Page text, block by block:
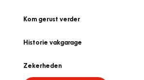
Kom gerust verder
Historie vakgarage
Zekerheden